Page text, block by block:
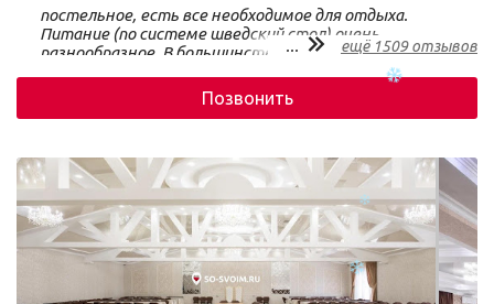
постельное, есть все необходимое для отдыха.
Питание (по системе шведский стол) очень
разнообразное. В большинстве случаев вкусно. И
насладиться шампанским. Одно из наших любимых
развлечений - наблюдать как некоторые гости его
спасибо за душ со шторками! Из минусов отмечу, что,
к примеру, в пятницу в бассейне тесновато, все
полосы заняты чиллящими людьми и достаточно
проблематично просто поплавать, не столкнувшись
с кем-нибудь. И еще момент (конечно, возможно
попадает так только мне) - в раздевалке происходит
концентрация гостей в одном углу, как раз там, где
все фены. Т.е. кому-то переодеваться нужно, кому-то
... ещё 1509 отзывов
Позвонить